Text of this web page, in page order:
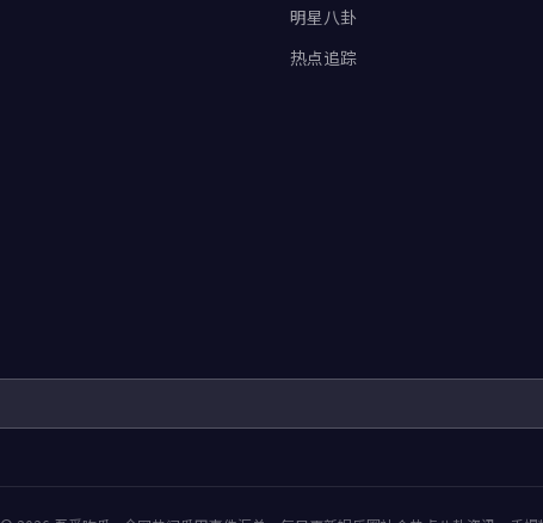
明星八卦
热点追踪